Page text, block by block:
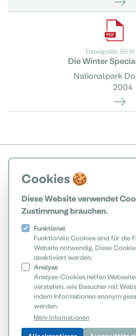
Cookies 🍪
Diese Website verwendet
Zustimmung brauchen.
Funktional
Funktionale Cookies sind für die
Website notwendig. Diese
deaktiviert werden.
Analyse
Analyse-Cookies helfen
verstehen, wie Besucher mit
indem Informationen anonym
werden.
Mehr Informationen
Dateigröße: 59.41
Die Winter
Nationalpark
2004